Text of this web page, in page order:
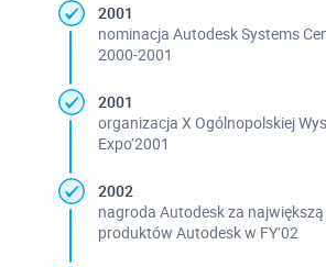
2001
nominacja Autodesk Systems
2000-2001
2001
organizacja X Ogólnopolskiej
Expo’2001
2002
nagroda Autodesk za
produktów Autodesk w FY’02